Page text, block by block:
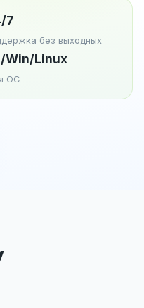
7
без выходных
Win/Linux
ОС